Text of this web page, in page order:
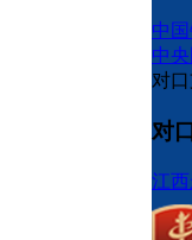
中
中
对
对
江